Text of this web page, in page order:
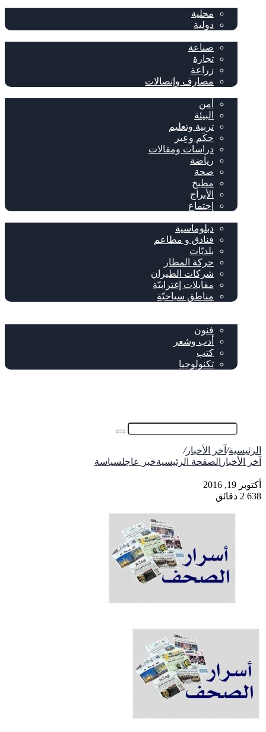
محلية
دولية
صناعة
تجارة
زراعة
مصارف وإتصالات
أمن
البيئة
تربية وتعليم
حكَم وعِبر
دراسات ومقالات
رياضة
صحة
مطبخ
الأبراج
إجتماع
دبلوماسية
فنادق و مطاعم
بلديّات
حركة المطار
شركات الطيران
مقابلات إغترابيّة
مناطق سياحيّة
فنون
أدب وشعر
كتب
تكنولوجيا
عمود
بحث
الرئيسية/ آخر الأخبار/
آخر الأخبار الصفحة الرئيسيةخبر عاجلسياسة
أكتوبر 19, 2016
638 2 دقائق